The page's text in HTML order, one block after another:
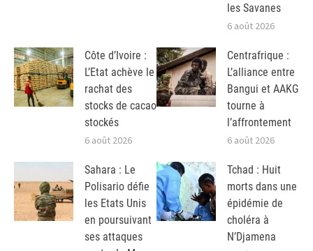
les Savanes
6 août 2026
Côte d’Ivoire :
L’Etat achève le
rachat des
stocks de cacao
stockés
6 août 2026
Centrafrique :
L’alliance entre
Bangui et AAKG
tourne à
l’affrontement
6 août 2026
Sahara : Le
Polisario défie
les Etats Unis
en poursuivant
ses attaques
Tchad : Huit
morts dans une
épidémie de
choléra à
N’Djamena